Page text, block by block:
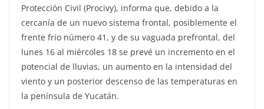
Protección Civil (Procivy), informa que, debido a la
cercanía de un nuevo sistema frontal, posiblemente el
frente frío número 41, y de su vaguada prefrontal, del
lunes 16 al miércoles 18 se prevé un incremento en el
potencial de lluvias, un aumento en la intensidad del
viento y un posterior descenso de las temperaturas en
la península de Yucatán.